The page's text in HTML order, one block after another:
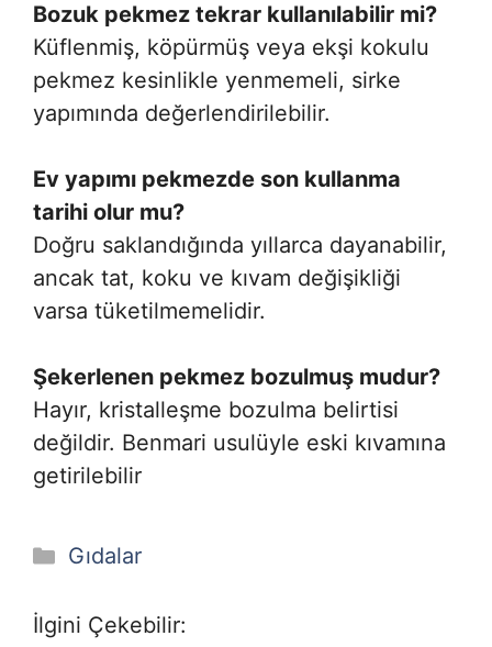
Bozuk pekmez tekrar kullanılabilir mi?
Küflenmiş, köpürmüş veya ekşi kokulu
pekmez kesinlikle yenmemeli, sirke
yapımında değerlendirilebilir.
Ev yapımı pekmezde son kullanma
tarihi olur mu?
Doğru saklandığında yıllarca dayanabilir,
ancak tat, koku ve kıvam değişikliği
varsa tüketilmemelidir.
Şekerlenen pekmez bozulmuş mudur?
Hayır, kristalleşme bozulma belirtisi
değildir. Benmari usulüyle eski kıvamına
getirilebilir
Kategoriler
Gıdalar
İlgini Çekebilir: